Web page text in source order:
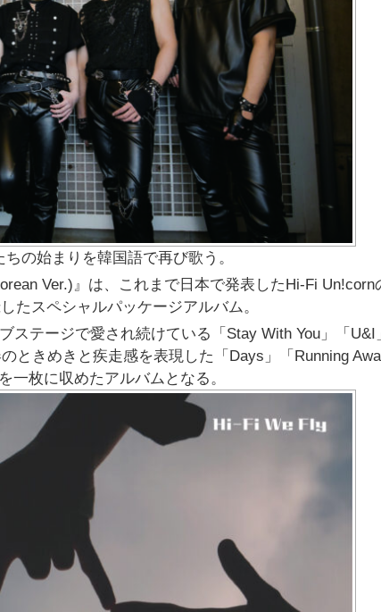
の始まりを韓国語で再び歌う。
Ver.)』は、これまで日本で発表したHi-Fi Un!corn
たスペシャルパッケージアルバム。
ステージで愛され続けている「Stay With You」「U&I
ときめきと疾走感を表現した「Days」「Running
一枚に収めたアルバムとなる。